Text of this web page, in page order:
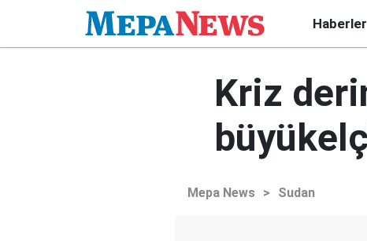
Haberler
Kriz
Mepa News > Sudan